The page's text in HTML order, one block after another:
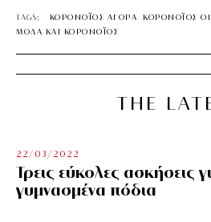
TAGS: ΚΟΡΟΝΟΪΟΣ ΑΓΟΡΑ
ΚΟΡΟΝΟΪΟΣ
ΜΟΔΑ ΚΑΙ ΚΟΡΟΝΟΪΟΣ
THE
22/03/2022
Τρεις εύκολες ασκήσεις
γυμνασμένα πόδια